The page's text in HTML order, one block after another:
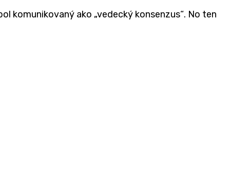
komunikovaný ako „vedecký konsenzus“. No ten